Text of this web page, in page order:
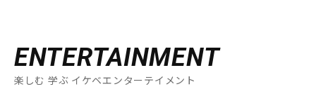
ENTERTAINMENT
楽しむ 学ぶ イケベエンターテイメント